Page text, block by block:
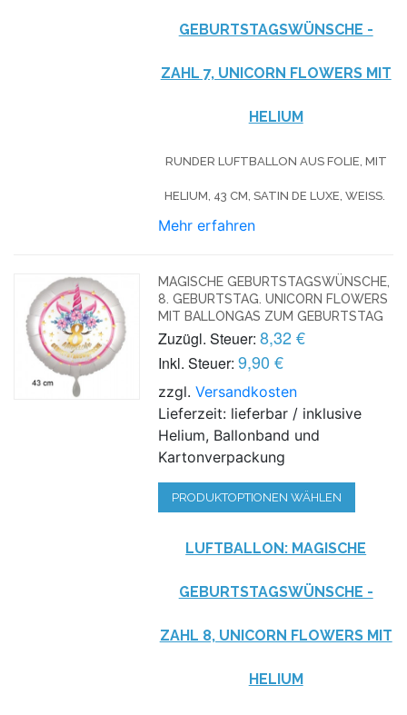
GEBURTSTAGSWÜNSCHE -
ZAHL 7, UNICORN FLOWERS MIT
HELIUM
RUNDER LUFTBALLON AUS FOLIE, MIT
HELIUM, 43 CM, SATIN DE LUXE, WEISS.
Mehr erfahren
MAGISCHE GEBURTSTAGSWÜNSCHE,
8. GEBURTSTAG. UNICORN FLOWERS
MIT BALLONGAS ZUM GEBURTSTAG
Zuzügl. Steuer: 8,32 €
Inkl. Steuer: 9,90 €
zzgl.Versandkosten
Lieferzeit: lieferbar / inklusive
Helium, Ballonband und
Kartonverpackung
PRODUKTOPTIONEN WÄHLEN
LUFTBALLON: MAGISCHE
GEBURTSTAGSWÜNSCHE -
ZAHL 8, UNICORN FLOWERS MIT
HELIUM